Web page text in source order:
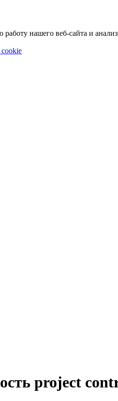
нашего веб-сайта и
project